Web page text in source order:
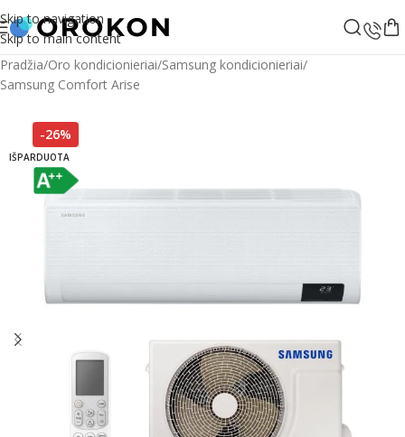
Skip to navigation
Skip to main content
Pradžia/Oro kondicionieriai/Samsung kondicionieriai/
Samsung Comfort Arise
-26%
IŠPARDUOTA